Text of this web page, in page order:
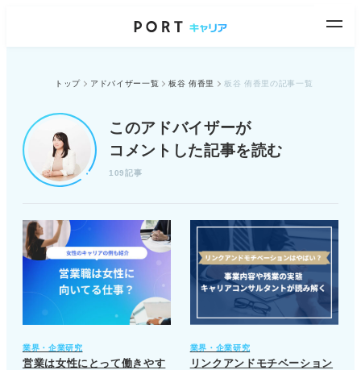
トップ アドバイザー一覧 板谷 侑香里 板谷 侑香里の記事一覧
このアドバイザーが
コメントした記事を読む
109記事
業界・企業研究
営業は女性にとって働きやす
業界・企業研究
リンクアンドモチベーション